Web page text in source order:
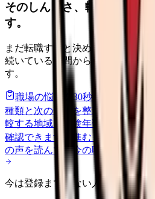
そのしんどさ、転職すべき
す。
まだ転職すると決めていなくても
続いている期間から、次に見るべ
す。
職場の悩みを30秒で診断
辞める
種類と次の一歩を整理します。 進
較する地域・経験年数・施設形態
確認できます。
進む 匿名掲
の声を読んで、今の職場だけの問
今は登録までしない人向け: 希望